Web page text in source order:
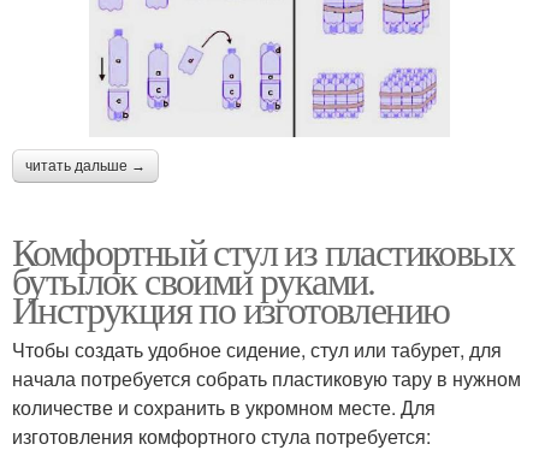
читать дальше →
Комфортный стул из пластиковых
бутылок своими руками.
Инструкция по изготовлению
Чтобы создать удобное сидение, стул или табурет, для
начала потребуется собрать пластиковую тару в нужном
количестве и сохранить в укромном месте. Для
изготовления комфортного стула потребуется: